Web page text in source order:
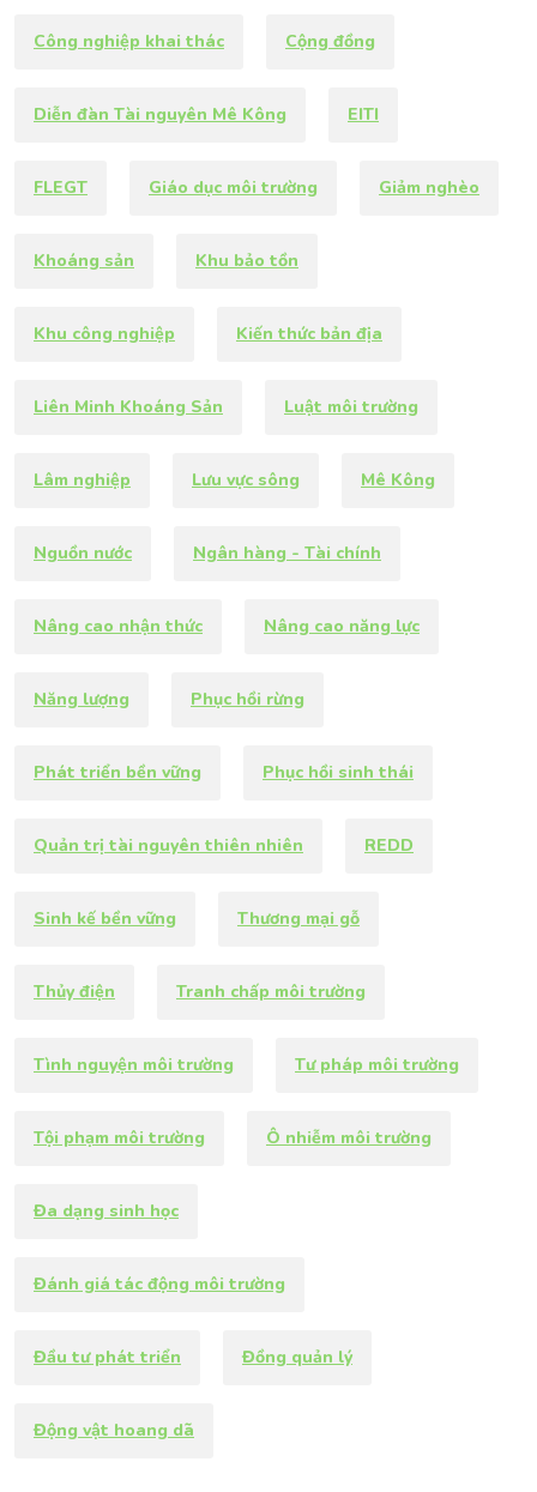
Công nghiệp khai thác Cộng đồng
Diễn đàn Tài nguyên Mê Kông EITI
FLEGT Giáo dục môi trường Giảm nghèo
Khoáng sản Khu bảo tồn
Khu công nghiệp Kiến thức bản địa
Liên Minh Khoáng Sản Luật môi trường
Lâm nghiệp Lưu vực sông Mê Kông
Nguồn nước Ngân hàng - Tài chính
Nâng cao nhận thức Nâng cao năng lực
Năng lượng Phục hồi rừng
Phát triển bền vững Phục hồi sinh thái
Quản trị tài nguyên thiên nhiên REDD
Sinh kế bền vững Thương mại gỗ
Thủy điện Tranh chấp môi trường
Tình nguyện môi trường Tư pháp môi trường
Tội phạm môi trường Ô nhiễm môi trường
Đa dạng sinh học
Đánh giá tác động môi trường
Đầu tư phát triển Đồng quản lý
Động vật hoang dã